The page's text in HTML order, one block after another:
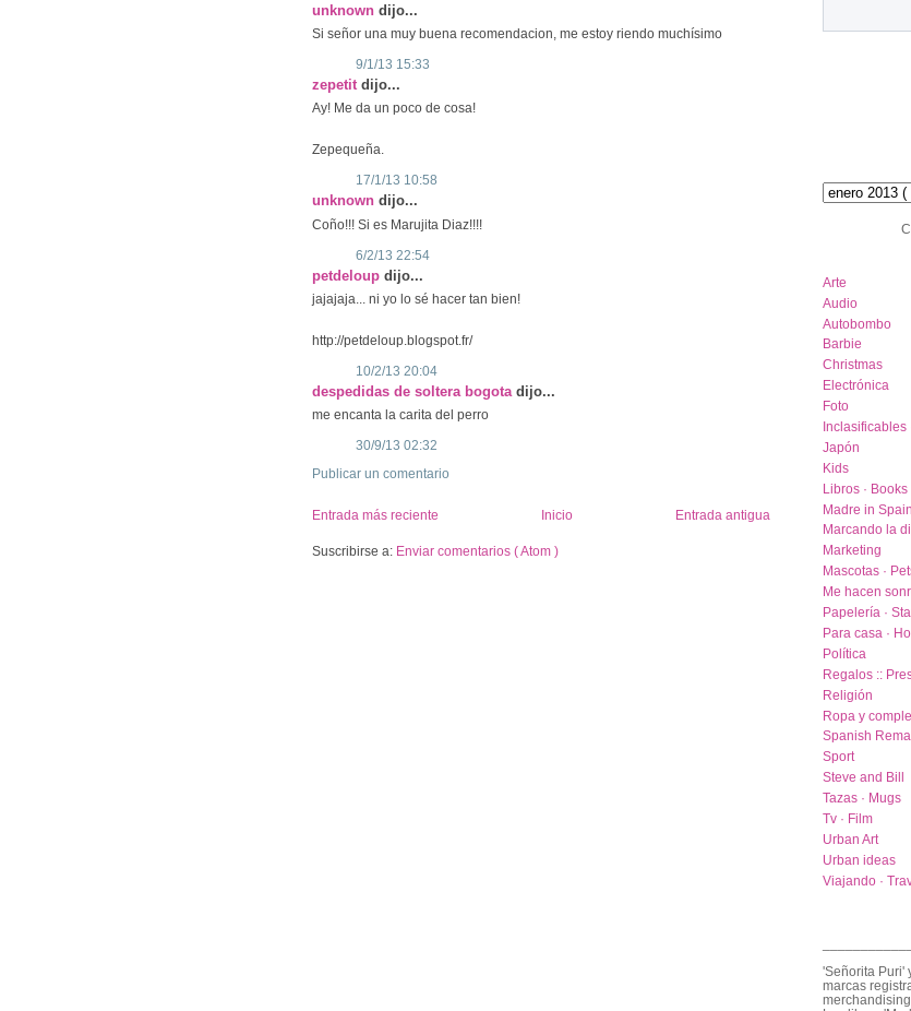
unknown dijo...
Si señor una muy buena recomendacion, me estoy riendo muchísimo
9/1/13 15:33
zepetit dijo...
Ay! Me da un poco de cosa!
Zepequeña.
17/1/13 10:58
unknown dijo...
Coño!!! Si es Marujita Diaz!!!!
6/2/13 22:54
petdeloup dijo...
jajajaja... ni yo lo sé hacer tan bien!
http://petdeloup.blogspot.fr/
10/2/13 20:04
despedidas de soltera bogota dijo...
me encanta la carita del perro
30/9/13 02:32
Publicar un comentario
Entrada más reciente Entrada antigua
Inicio
Suscribirse a: Enviar comentarios ( Atom )
Arte
Audio
Autobombo
Barbie
Christmas
Electrónica
Foto
Inclasificables
Japón
Kids
Libros · Books
Madre in Spain
Marcando la
Marketing
Mascotas ·
Me hacen
Papelería ·
Para casa ·
Política
Regalos ::
Religión
Ropa y
Spanish
Sport
Steve and Bill
Tazas · Mugs
Tv · Film
Urban Art
Urban ideas
Viajando ·
'Señorita Puri'
marcas
merchandising